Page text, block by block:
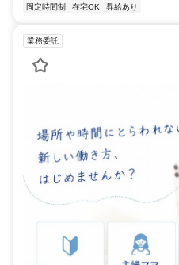
固定時間制 在宅OK 昇給あり
業務委託